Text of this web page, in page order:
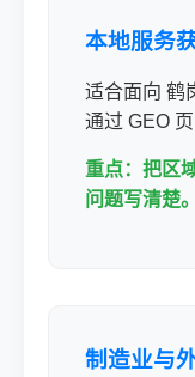
本地服务
适合面向 鹤
通过 GEO
重点：把区
问题写清楚。
制造业与